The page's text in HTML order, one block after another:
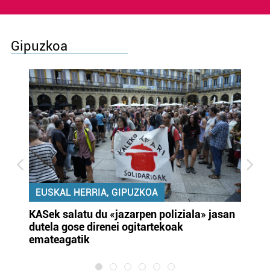
Gipuzkoa
EUSKAL HERRIA, GIPUZKOA
KASek salatu du «jazarpen poliziala» jasan
dutela gose direnei ogitartekoak
emateagatik